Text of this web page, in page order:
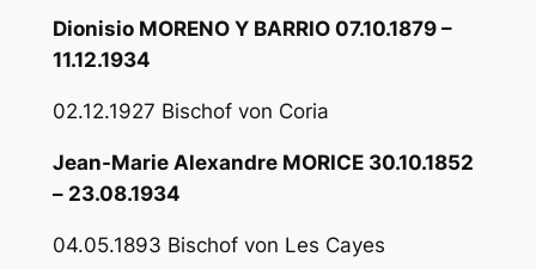
Dionisio MORENO Y BARRIO 07.10.1879 –
11.12.1934
02.12.1927 Bischof von Coria
Jean-Marie Alexandre MORICE 30.10.1852
– 23.08.1934
04.05.1893 Bischof von Les Cayes